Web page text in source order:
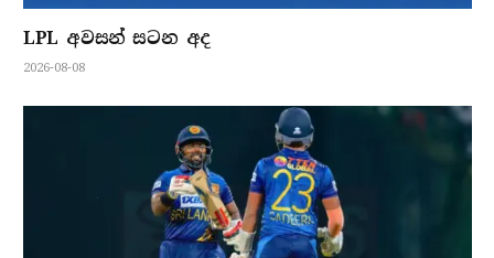
LPL අවසන් සටන අද
2026-08-08